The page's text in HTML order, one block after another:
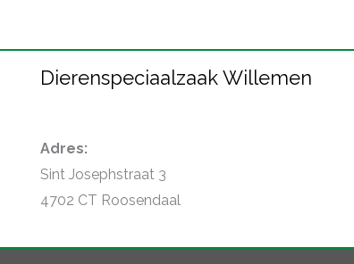
Dierenspeciaalzaak Willemen
Adres:
Sint Josephstraat 3
4702 CT Roosendaal